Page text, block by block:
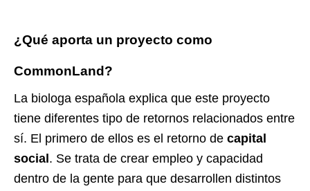
¿Qué aporta un proyecto como
CommonLand?
La biologa española explica que este proyecto
tiene diferentes tipo de retornos relacionados entre
sí. El primero de ellos es el retorno de capital
social . Se trata de crear empleo y capacidad
dentro de la gente para que desarrollen distintos